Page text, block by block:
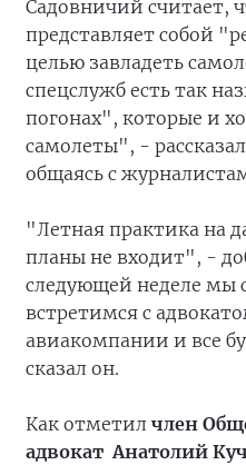
Садовничий считает,
представляет собой
целью завладеть
спецслужб есть так
погонах", которые и
самолеты", -
общаясь с
"Летная практика на
планы не входит", -
следующей неделе мы
встретимся с
авиакомпании и все
сказал он.
Как отметил член
адвокат Анатолий